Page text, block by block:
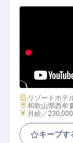
法が身につ
施設業態
リゾートホテ
勤務地
和歌山県西牟
給与
月給／
キープす